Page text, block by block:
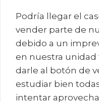
Podría llegar el
vender parte de
debido a un
en nuestra unidad
darle al botón de
estudiar bien
intentar